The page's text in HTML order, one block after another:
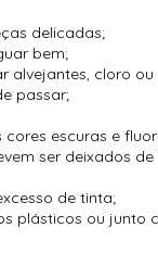
delicadas;
bem;
alvejantes, cloro
passar;
escuras e
ser deixados
de tinta;
plásticos ou junto